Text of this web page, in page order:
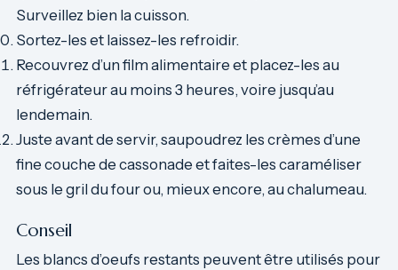
Surveillez bien la cuisson.
Sortez-les et laissez-les refroidir.
Recouvrez d’un film alimentaire et placez-les au
réfrigérateur au moins 3 heures, voire jusqu’au
lendemain.
Juste avant de servir, saupoudrez les crèmes d’une
fine couche de cassonade et faites-les caraméliser
sous le gril du four ou, mieux encore, au chalumeau.
Conseil
Les blancs d’oeufs restants peuvent être utilisés pour